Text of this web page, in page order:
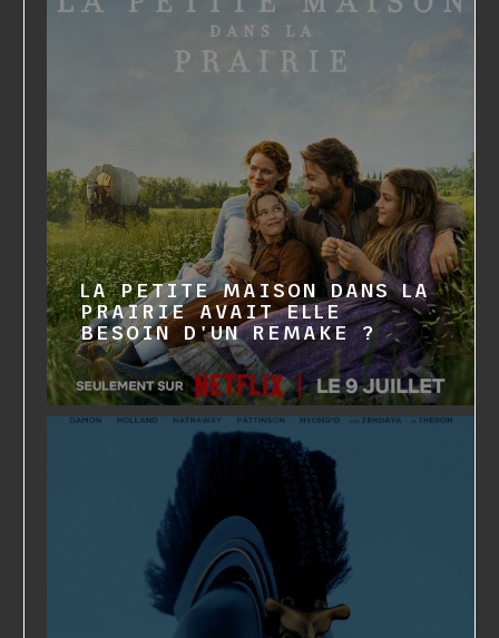
LA PETITE MAISON DANS LA
PRAIRIE AVAIT ELLE
BESOIN D'UN REMAKE ?